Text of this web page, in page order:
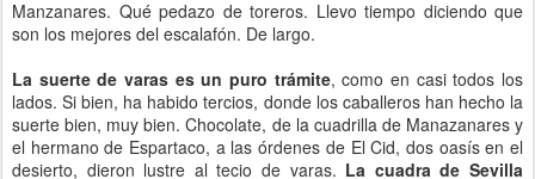
Manzanares. Qué pedazo de toreros. Llevo tiempo diciendo que
son los mejores del escalafón. De largo.
La suerte de varas es un puro trámite, como en casi todos los
lados. Si bien, ha habido tercios, donde los caballeros han hecho la
suerte bien, muy bien. Chocolate, de la cuadrilla de Manazanares y
el hermano de Espartaco, a las órdenes de El Cid, dos oasís en el
desierto, dieron lustre al tecio de varas. La cuadra de Sevilla